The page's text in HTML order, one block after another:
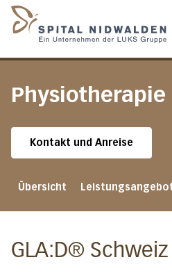
Physiotherapie
Kontakt und Anreise
Übersicht
GLA:D®